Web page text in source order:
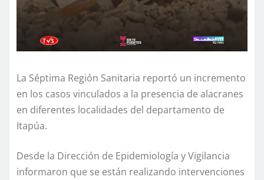
La Séptima Región Sanitaria reportó un incremento
en los casos vinculados a la presencia de alacranes
en diferentes localidades del departamento de
Itapúa.
Desde la Dirección de Epidemiología y Vigilancia
informaron que se están realizando intervenciones